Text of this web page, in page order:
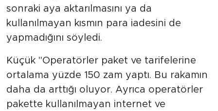
sonraki aya aktarılmasını ya da
kullanılmayan kısmın para iadesini de
yapmadığını söyledi.
Küçük "Operatörler paket ve tarifelerine
ortalama yüzde 150 zam yaptı. Bu rakamın
daha da arttığı oluyor. Ayrıca operatörler
pakette kullanılmayan internet ve